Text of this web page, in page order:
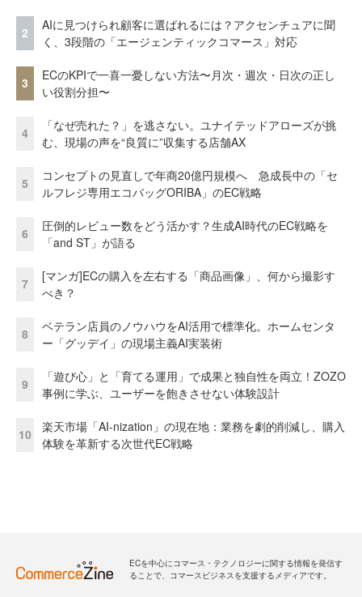
2
AIに見つけられ顧客に選ばれるには？アクセンチュアに聞
く、3段階の「エージェンティックコマース」対応
3
ECのKPIで一喜一憂しない方法〜月次・週次・日次の正し
い役割分担〜
4
「なぜ売れた？」を逃さない。ユナイテッドアローズが挑
む、現場の声を“良質に”収集する店舗AX
5
コンセプトの見直しで年商20億円規模へ 急成長中の「セ
ルフレジ専用エコバッグORIBA」のEC戦略
6
圧倒的レビュー数をどう活かす？生成AI時代のEC戦略を
「and ST」が語る
7
[マンガ]ECの購入を左右する「商品画像」、何から撮影す
べき？
8
ベテラン店員のノウハウをAI活用で標準化。ホームセンタ
ー「グッデイ」の現場主義AI実装術
9
「遊び心」と「育てる運用」で成果と独自性を両立！ZOZO
事例に学ぶ、ユーザーを飽きさせない体験設計
10
楽天市場「AI-nization」の現在地：業務を劇的削減し、購入
体験を革新する次世代EC戦略
ECを中心にコマース・テクノロジーに関する情報を発信す
ることで、コマースビジネスを支援するメディアです。